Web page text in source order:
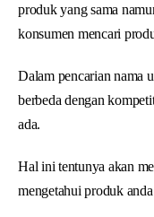
produk yang sama
konsumen mencari
Dalam pencarian nama
berbeda dengan
ada.
Hal ini tentunya akan
mengetahui produk